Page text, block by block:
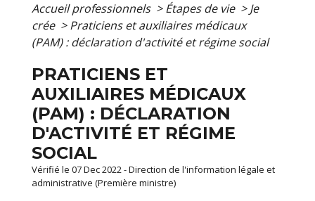
Accueil professionnels > Étapes de vie > Je
crée > Praticiens et auxiliaires médicaux
(PAM) : déclaration d'activité et régime social
PRATICIENS ET
AUXILIAIRES MÉDICAUX
(PAM) : DÉCLARATION
D'ACTIVITÉ ET RÉGIME
SOCIAL
Vérifié le 07 Dec 2022 - Direction de l'information légale et
administrative (Première ministre)